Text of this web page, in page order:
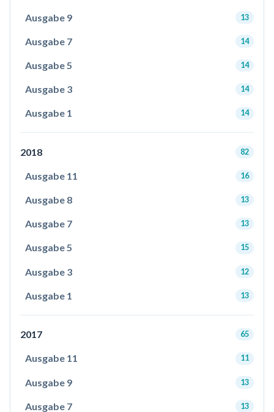
Ausgabe 9 13
Ausgabe 7 14
Ausgabe 5 14
Ausgabe 3 14
Ausgabe 1 14
2018 82
Ausgabe 11 16
Ausgabe 8 13
Ausgabe 7 13
Ausgabe 5 15
Ausgabe 3 12
Ausgabe 1 13
2017 65
Ausgabe 11 11
Ausgabe 9 13
Ausgabe 7 13